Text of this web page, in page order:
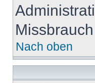
Nach oben